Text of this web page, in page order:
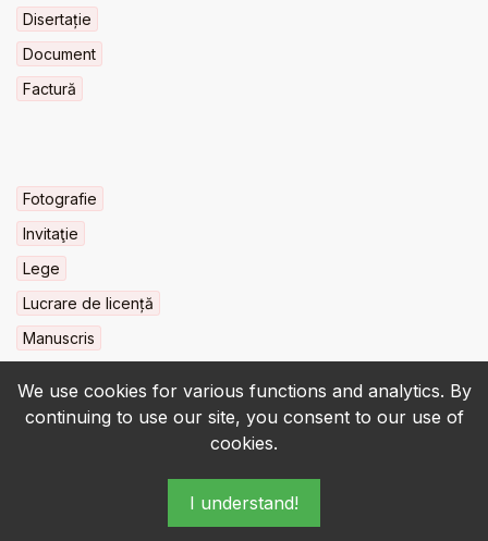
We use cookies for various functions and analytics. By
continuing to use our site, you consent to our use of
cookies.
I understand!
Disertație
Document
Factură
Fotografie
Invitaţie
Lege
Lucrare de licență
Manuscris
© 2022-2026 • BCU „Carol I” - All rights reserved.